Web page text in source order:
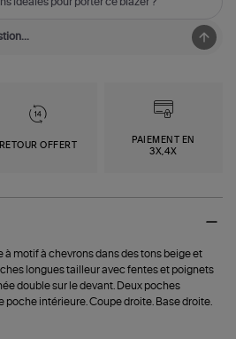
RETOUR OFFERT
PAIEMENT EN
3X,4X
à motif à chevrons dans des tons beige et
longues tailleur avec fentes et poignets
double sur le devant. Deux poches
poche intérieure. Coupe droite. Base droite.